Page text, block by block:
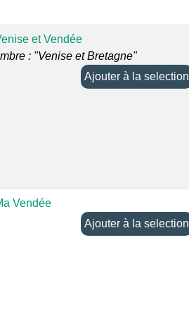
et Vendée
: "Venise et Bretagne"
Ajouter à la selection
Vendée
Ajouter à la selection